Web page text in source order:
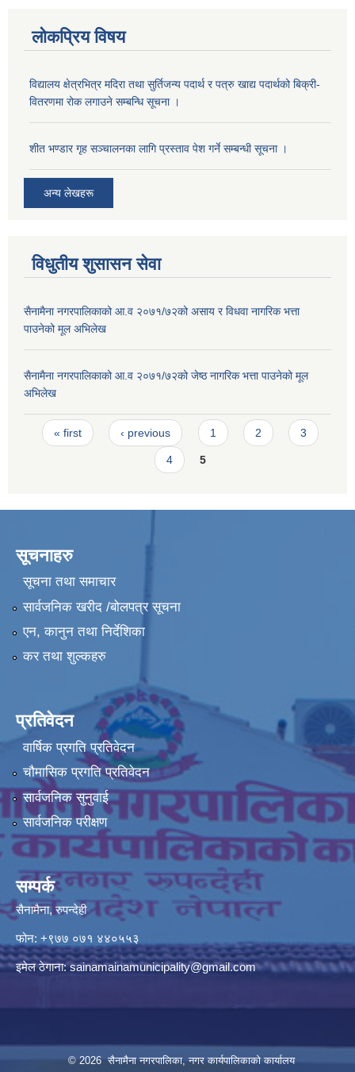
लोकप्रिय विषय
विद्यालय क्षेत्रभित्र मदिरा तथा सुर्तिजन्य पदार्थ र पत्रु खाद्य पदार्थको बिक्री-
वितरणमा रोक लगाउने सम्बन्धि सूचना ।
शीत भण्डार गृह सञ्चालनका लागि प्रस्ताव पेश गर्ने सम्बन्धी सूचना ।
अन्य लेखहरू
विधुतीय शुसासन सेवा
सैनामैना नगरपालिकाको आ.व २०७१/७२को असाय र विधवा नागरिक भत्ता
पाउनेको मूल अभिलेख
सैनामैना नगरपालिकाको आ.व २०७१/७२को जेष्ठ नागरिक भत्ता पाउनेको मूल
अभिलेख
Pages
« first ‹ previous 1 2 3
4 5
सूचनाहरु
सूचना तथा समाचार
सार्वजनिक खरीद /बोलपत्र सूचना
एन, कानुन तथा निर्देशिका
कर तथा शुल्कहरु
प्रतिवेदन
वार्षिक प्रगति प्रतिवेदन
चौमासिक प्रगति प्रतिवेदन
सार्वजनिक सुनुवाई
सार्वजनिक परीक्षण
सम्पर्क
सैनामैना, रुपन्देही
फोन: +९७७ ०७१ ४४०५५३
इमेल ठेगाना:sainamainamunicipality@gmail.com
© 2026 सैनामैना नगरपालिका, नगर कार्यपालिकाको कार्यालय